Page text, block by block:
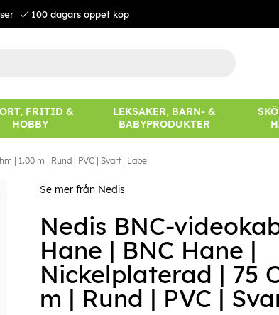
100 dagars öppet köp
FRITID &
HOBBY
LEKSAKER, BARN- &
BABYPRODUKTER
| 1.00 m | Rund | PVC | Svart | Label
Se mer från Nedis
Nedis BNC-
Hane | BNC Hane |
Nickelplaterad | 75
m | Rund | PVC |